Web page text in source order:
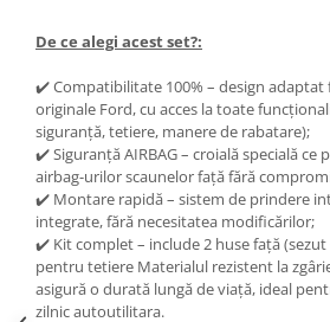
Pneumatice
Echipamente ADR si Utilitare
Uleiuri si Lichide Auto
Aditivi Auto
Aditivi Combustibil
Aditivi Ulei Motor
Aditivi DPF, Sistem Racire si
Servodirectie
Antigel
De ce alegi acest set?:
✔️ Compatibilitate 100% – design adaptat
originale Ford, cu acces la toate
siguranță, tetiere, manere de rabatare);
✔️ Siguranță AIRBAG – croială specială
airbag-urilor scaunelor față fără
✔️ Montare rapidă – sistem de prindere
integrate, fără necesitatea modificărilor;
✔️ Kit complet – include 2 huse față (sezut
pentru tetiere Materialul rezistent la
asigură o durată lungă de viață, ideal
zilnic autoutilitara.